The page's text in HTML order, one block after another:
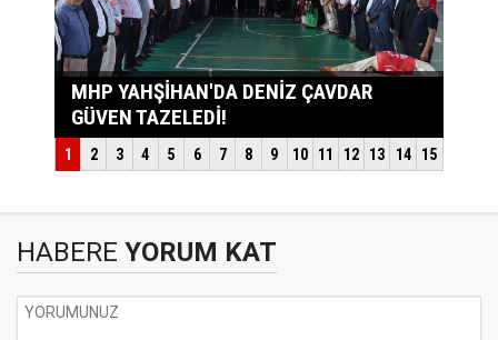
HABERE YORUM KAT